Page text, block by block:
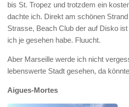
bis St. Tropez und trotzdem ein
dachte ich. Direkt am schönen
Strasse, Beach Club der auf Disko
ich je gesehen habe. Fluucht.
Aber Marseille werde ich nicht
lebenswerte Stadt gesehen, da
Aigues-Mortes